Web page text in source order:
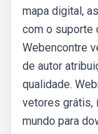
mapa digital,
com o suporte
Webencontre
de autor
qualidade.
vetores grátis,
mundo para